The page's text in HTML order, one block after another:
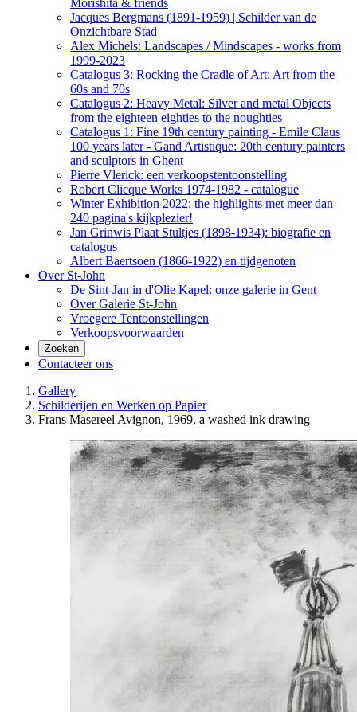
Morishita & friends
Jacques Bergmans (1891-1959) | Schilder van de
Onzichtbare Stad
Alex Michels: Landscapes / Mindscapes - works from
1999-2023
Catalogus 3: Rocking the Cradle of Art: Art from the
60s and 70s
Catalogus 2: Heavy Metal: Silver and metal Objects
from the eighteen eighties to the noughties
Catalogus 1: Fine 19th century painting - Emile Claus
100 years later - Gand Artistique: 20th century painters
and sculptors in Ghent
Pierre Vlerick: een verkoopstentoonstelling
Robert Clicque Works 1974-1982 - catalogue
Winter Exhibition 2022: the highlights met meer dan
240 pagina's kijkplezier!
Jan Grinwis Plaat Stultjes (1898-1934): biografie en
catalogus
Albert Baertsoen (1866-1922) en tijdgenoten
Over St-John
De Sint-Jan in d'Olie Kapel: onze galerie in Gent
Over Galerie St-John
Vroegere Tentoonstellingen
Verkoopsvoorwaarden
Zoeken
Contacteer ons
Gallery
Schilderijen en Werken op Papier
Frans Masereel Avignon, 1969, a washed ink drawing